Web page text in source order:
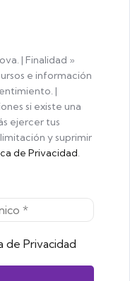
| Finalidad »
e información
|
si existe una
ejercer tus
y suprimir
de Privacidad.
de Privacidad